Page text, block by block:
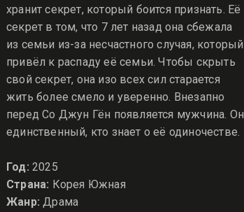
хранит секрет, который боится признать. Её
секрет в том, что 7 лет назад она сбежала
из семьи из-за несчастного случая, который
привёл к распаду её семьи. Чтобы скрыть
свой секрет, она изо всех сил старается
жить более смело и уверенно. Внезапно
перед Со Джун Гён появляется мужчина. Он
единственный, кто знает о её одиночестве.
Год: 2025
Страна: Корея Южная
Жанр: Драма